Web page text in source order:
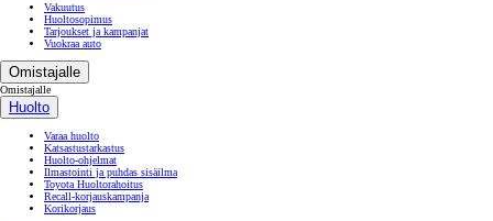
Vakuutus
Huoltosopimus
Tarjoukset ja kampanjat
Vuokraa auto
Omistajalle
Omistajalle
Huolto
Varaa huolto
Katsastustarkastus
Huolto-ohjelmat
Ilmastointi ja puhdas sisäilma
Toyota Huoltorahoitus
Recall-korjauskampanja
Korikorjaus